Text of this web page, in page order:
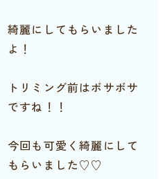
綺麗にしてもらいました
よ！
トリミング前はボサボサ
ですね！！
今回も可愛く綺麗にして
もらいました♡♡